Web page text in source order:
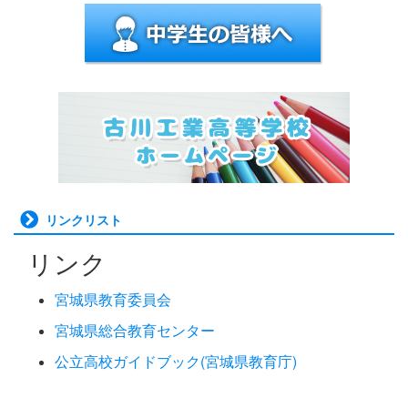
リンクリスト
リンク
宮城県教育委員会
宮城県総合教育センター
公立高校ガイドブック(宮城県教育庁)